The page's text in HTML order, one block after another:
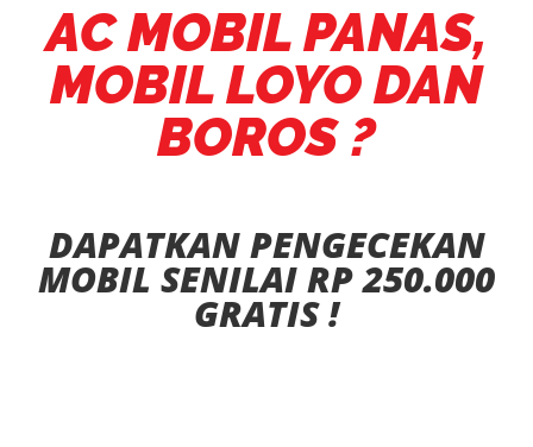
AC MOBIL PANAS,
MOBIL LOYO DAN
BOROS ?
DAPATKAN PENGECEKAN
MOBIL SENILAI RP 250.000
GRATIS !